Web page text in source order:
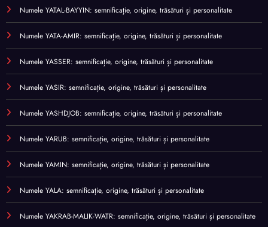
Numele YATAL-BAYYIN: semnificație, origine, trăsături și personalitate
Numele YATA-AMIR: semnificație, origine, trăsături și personalitate
Numele YASSER: semnificație, origine, trăsături și personalitate
Numele YASIR: semnificație, origine, trăsături și personalitate
Numele YASHDJOB: semnificație, origine, trăsături și personalitate
Numele YARUB: semnificație, origine, trăsături și personalitate
Numele YAMIN: semnificație, origine, trăsături și personalitate
Numele YALA: semnificație, origine, trăsături și personalitate
Numele YAKRAB-MALIK-WATR: semnificație, origine, trăsături și personalitate